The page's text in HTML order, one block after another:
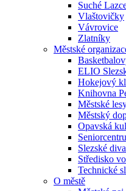
Suché
Vlaštovičky
Vávrovice
Zlatníky
Městské
ELIO
Hokejový
Knihovna
Městské
Městský
Opavská
Slezské
Středisko
Technické
O městě